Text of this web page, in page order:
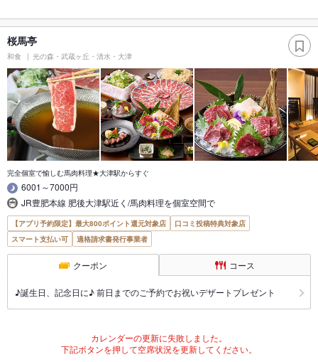
桜馬亭
和食 光の森・武蔵ヶ丘・清水・大津
完全個室で愉しむ馬肉料理★大津駅からすぐ
6001～7000円
JR豊肥本線 肥後大津駅近く/馬肉料理を個室空間で
【アプリ予約限定】最大800ポイント還元対象店
口コミ投稿特典対象店
スマート支払い可
適格請求書発行事業者
クーポン コース
♪誕生日、記念日に♪ 前日までのご予約でお祝いデザートプレゼント
カレンダーの更新に失敗しました。
下記ボタンを押して空席状況を更新してください。